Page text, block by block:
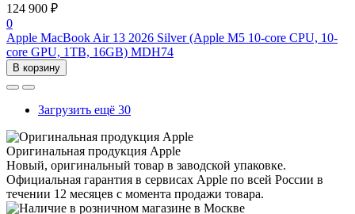
124 900 ₽
0
Apple MacBook Air 13 2026 Silver (Apple M5 10-core CPU, 10-
core GPU, 1TB, 16GB) MDH74
В корзину
Загрузить ещё 30
Оригинальная продукция Apple
Новый, оригинальный товар в заводской упаковке.
Официальная гарантия в сервисах Apple по всей России в
течении 12 месяцев с момента продажи товара.